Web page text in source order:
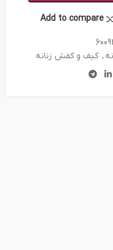
Add to compare
, کیف و کفش زنانه